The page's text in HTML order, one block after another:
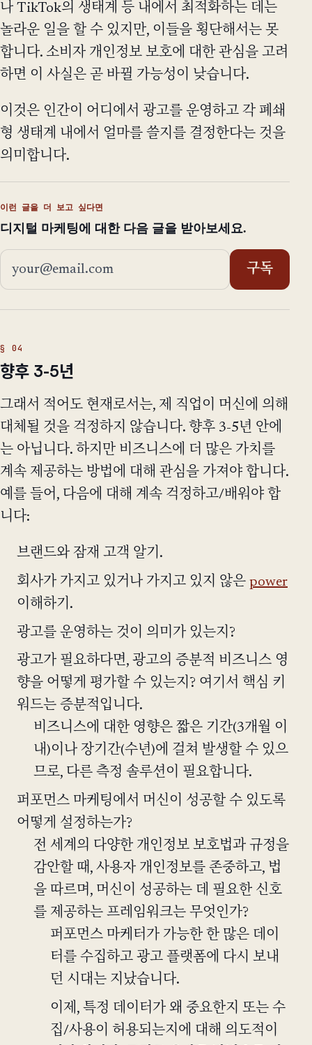
나 TikTok의 생태계 등 내에서 최적화하는 데는
놀라운 일을 할 수 있지만, 이들을 횡단해서는 못
합니다. 소비자 개인정보 보호에 대한 관심을 고려
하면 이 사실은 곧 바뀔 가능성이 낮습니다.
이것은 인간이 어디에서 광고를 운영하고 각 폐쇄
형 생태계 내에서 얼마를 쓸지를 결정한다는 것을
의미합니다.
이런 글을 더 보고 싶다면
디지털 마케팅에 대한 다음 글을 받아보세요.
이메일 주소
구독
향후 3-5년
그래서 적어도 현재로서는, 제 직업이 머신에 의해
대체될 것을 걱정하지 않습니다. 향후 3-5년 안에
는 아닙니다. 하지만 비즈니스에 더 많은 가치를
계속 제공하는 방법에 대해 관심을 가져야 합니다.
예를 들어, 다음에 대해 계속 걱정하고/배워야 합
니다:
브랜드와 잠재 고객 알기.
회사가 가지고 있거나 가지고 있지 않은 power
이해하기.
광고를 운영하는 것이 의미가 있는지?
광고가 필요하다면, 광고의 증분적 비즈니스 영
향을 어떻게 평가할 수 있는지? 여기서 핵심 키
워드는 증분적입니다.
비즈니스에 대한 영향은 짧은 기간(3개월 이
내)이나 장기간(수년)에 걸쳐 발생할 수 있으
므로, 다른 측정 솔루션이 필요합니다.
퍼포먼스 마케팅에서 머신이 성공할 수 있도록
어떻게 설정하는가?
전 세계의 다양한 개인정보 보호법과 규정을
감안할 때, 사용자 개인정보를 존중하고, 법
을 따르며, 머신이 성공하는 데 필요한 신호
를 제공하는 프레임워크는 무엇인가?
퍼포먼스 마케터가 가능한 한 많은 데이
터를 수집하고 광고 플랫폼에 다시 보내
던 시대는 지났습니다.
이제, 특정 데이터가 왜 중요한지 또는 수
집/사용이 허용되는지에 대해 의도적이